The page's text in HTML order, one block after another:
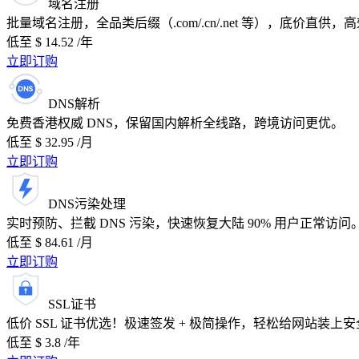
域名注册
批量域名注册，全品类后缀（.com/.cn/.net 等），底价直供，高
低至 $ 14.52 /年
立即订购
DNS解析
免费香港权威 DNS，保留国内解析全线路，跨境访问更优。
低至 $ 32.95 /月
立即订购
DNS污染处理
实时预防、拦截 DNS 污染，快速恢复大陆 90% 用户正常访问。
低至 $ 84.61 /月
立即订购
SSL证书
低价 SSL 证书优选！极速签发 + 极简操作，轻松给网站装上安
低至 $ 3.8 /年